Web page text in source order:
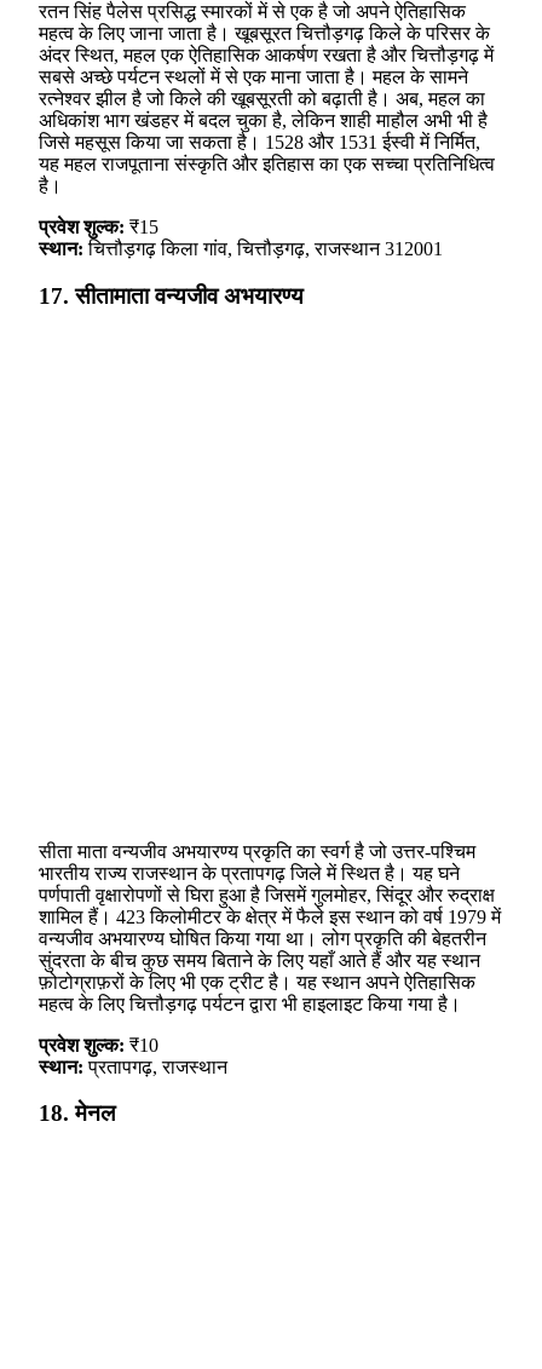
रतन सिंह पैलेस प्रसिद्ध स्मारकों में से एक है जो अपने ऐतिहासिक
महत्व के लिए जाना जाता है। खूबसूरत चित्तौड़गढ़ किले के परिसर के
अंदर स्थित, महल एक ऐतिहासिक आकर्षण रखता है और चित्तौड़गढ़ में
सबसे अच्छे पर्यटन स्थलों में से एक माना जाता है। महल के सामने
रत्नेश्वर झील है जो किले की खूबसूरती को बढ़ाती है। अब, महल का
अधिकांश भाग खंडहर में बदल चुका है, लेकिन शाही माहौल अभी भी है
जिसे महसूस किया जा सकता है। 1528 और 1531 ईस्वी में निर्मित,
यह महल राजपूताना संस्कृति और इतिहास का एक सच्चा प्रतिनिधित्व
है।
प्रवेश शुल्क: ₹15
स्थान: चित्तौड़गढ़ किला गांव, चित्तौड़गढ़, राजस्थान 312001
17. सीतामाता वन्यजीव अभयारण्य
सीता माता वन्यजीव अभयारण्य प्रकृति का स्वर्ग है जो उत्तर-पश्चिम
भारतीय राज्य राजस्थान के प्रतापगढ़ जिले में स्थित है। यह घने
पर्णपाती वृक्षारोपणों से घिरा हुआ है जिसमें गुलमोहर, सिंदूर और रुद्राक्ष
शामिल हैं। 423 किलोमीटर के क्षेत्र में फैले इस स्थान को वर्ष 1979 में
वन्यजीव अभयारण्य घोषित किया गया था। लोग प्रकृति की बेहतरीन
सुंदरता के बीच कुछ समय बिताने के लिए यहाँ आते हैं और यह स्थान
फ़ोटोग्राफ़रों के लिए भी एक ट्रीट है। यह स्थान अपने ऐतिहासिक
महत्व के लिए चित्तौड़गढ़ पर्यटन द्वारा भी हाइलाइट किया गया है।
प्रवेश शुल्क: ₹10
स्थान: प्रतापगढ़, राजस्थान
18. मेनल